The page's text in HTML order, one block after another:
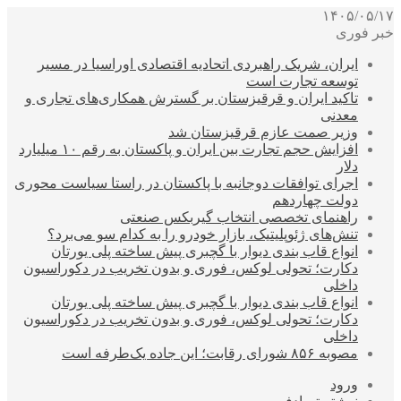
۱۴۰۵/۰۵/۱۷
خبر فوری
ایران، شریک راهبردی اتحادیه اقتصادی اوراسیا در مسیر
توسعه تجارت است
تاکید ایران و قرقیزستان بر گسترش همکاری‌های تجاری و
معدنی
وزیر صمت عازم قرقیزستان شد
افزایش حجم تجارت بین ایران و پاکستان به رقم ۱۰ میلیارد
دلار
اجرای توافقات دوجانبه با پاکستان در راستا سیاست محوری
دولت چهاردهم
راهنمای تخصصی انتخاب گیربکس صنعتی
تنش‌های ژئوپلیتیک، بازار خودرو را به کدام سو می‌برد؟
انواع قاب بندی دیوار با گچبری پیش ساخته پلی یورتان
دکارت؛ تحولی لوکس، فوری و بدون تخریب در دکوراسیون
داخلی
انواع قاب بندی دیوار با گچبری پیش ساخته پلی یورتان
دکارت؛ تحولی لوکس، فوری و بدون تخریب در دکوراسیون
داخلی
مصوبه ۸۵۶ شورای رقابت؛ این جاده یک‌طرفه است
ورود